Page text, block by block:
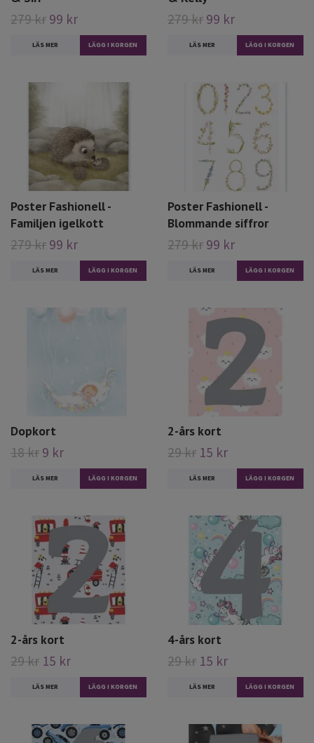
279 kr 99 kr
LÄS MER
279 kr 99 kr
LÄS MER
Poster Fashionell -
Familjen igelkott
279 kr 99 kr
LÄS MER
Poster Fashionell -
Blommande siffror
279 kr 99 kr
LÄS MER
Dopkort
18 kr 9 kr
LÄS MER
2-års kort
29 kr 15 kr
LÄS MER
2-års kort
29 kr 15 kr
LÄS MER
4-års kort
29 kr 15 kr
LÄS MER